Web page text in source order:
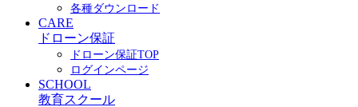
各種ダウンロード
CARE
ドローン保証
ドローン保証TOP
ログインページ
SCHOOL
教育スクール